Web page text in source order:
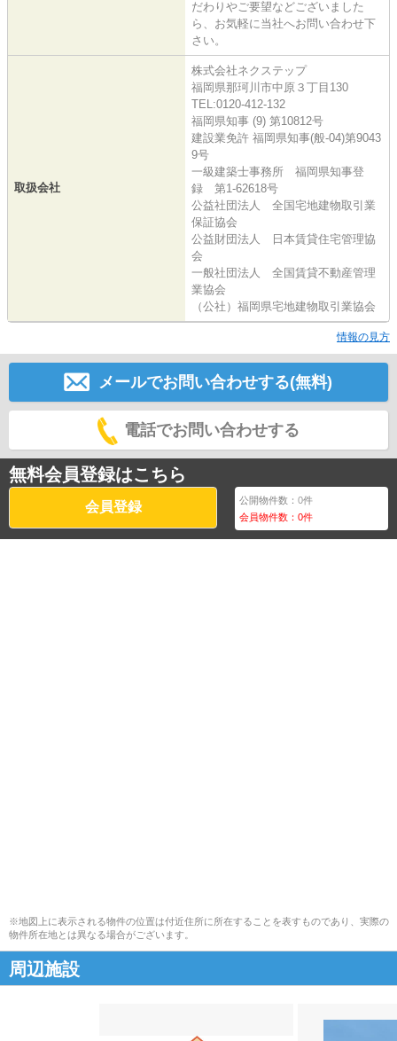
だわりやご要望などございました
ら、お気軽に当社へお問い合わせ下
さい。
取扱会社
株式会社ネクステップ
福岡県那珂川市中原３丁目130
TEL:0120-412-132
福岡県知事 (9) 第10812号
建設業免許 福岡県知事(般-04)第9043
9号
一級建築士事務所 福岡県知事登
録 第1-62618号
公益社団法人 全国宅地建物取引業
保証協会
公益財団法人 日本賃貸住宅管理協
会
一般社団法人 全国賃貸不動産管理
業協会
（公社）福岡県宅地建物取引業協会
情報の見方
メールでお問い合わせする(無料)
電話でお問い合わせする
無料会員登録はこちら
会員登録 公開物件数：0件
会員物件数：0件
※地図上に表示される物件の位置は付近住所に所在することを表すものであり、実際の
物件所在地とは異なる場合がございます。
周辺施設